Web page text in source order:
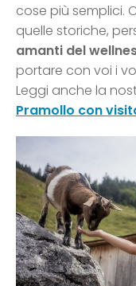
cose più semplici.
quelle storiche,
amanti del
portare con voi i
Leggi anche la
Pramollo con